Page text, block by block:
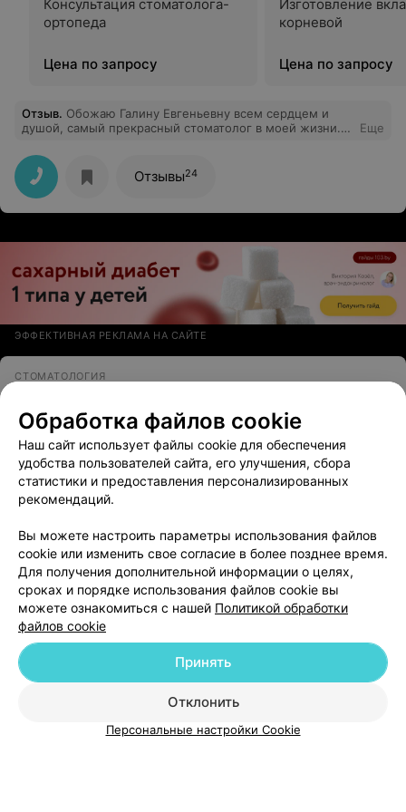
Консультация стоматолога-
ортопеда
Цена по запросу
Изготовление
корневой
Цена по запросу
Отзыв. Обожаю Галину Евгеньевну всем сердцем и
душой, самый прекрасный стоматолог в моей жизни.
процессе всегда рассказывает что делаем, как, зачем и
почему. Специалист на своём места. Мои
благодарности
Еще
Отзывы24
ЭФФЕКТИВНАЯ РЕКЛАМА НА САЙТЕ
СТОМАТОЛОГИЯ
Бобруйск, ул. Ульяновская, 35/31 с 08:00
Отзыв. Куракин Дмитрий Анатольевич специалист
высочайшего класса! Очень грамотный, компетентный,
всегда подробно все объясняет и дает необходимые
рекомендации. Спасибо!
Добавить компанию
Добавить специалиста
Обработка файлов cookie
Наш сайт использует файлы cookie для обеспечения
удобства пользователей сайта, его улучшения, сбора
статистики и предоставления персонализированных
рекомендаций.
Вы можете настроить параметры использования файлов
cookie или изменить свое согласие в более позднее время.
Для получения дополнительной информации о целях,
сроках и порядке использования файлов cookie вы
можете ознакомиться с нашей Политикой обработки
файлов cookie
Отклонить
Принять
Персональные настройки Cookie